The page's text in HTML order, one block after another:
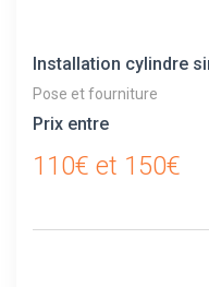
Installation cylindre
Pose et fourniture
Prix entre
110€ et 150€